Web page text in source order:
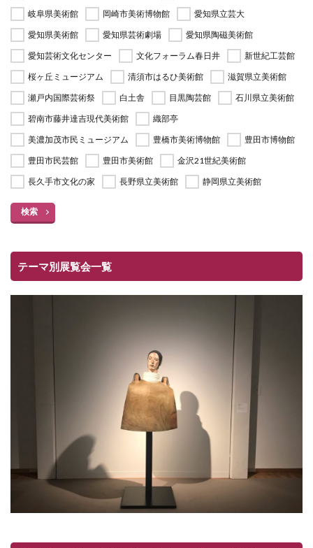
岐阜県美術館
岡崎市美術博物館
愛知県立芸大
愛知県美術館
愛知県芸術劇場
愛知県陶磁美術館
愛知芸術文化センター
文化フォーラム春日井
新世紀工芸館
桜ヶ丘ミュージアム
清須市はるひ美術館
滋賀県立美術館
瀬戸内国際芸術祭
白土舎 目黒陶芸館
石川県立美術館
碧南市藤井達吉現代美術館
織部亭
美濃加茂市民ミュージアム
豊橋市美術博物館
豊田市博物館
豊田市民芸館
豊田市美術館
金沢21世紀美術館
長久手市文化の家
長野県立美術館 静岡県立美術館
検索
テーマ別展覧会一覧